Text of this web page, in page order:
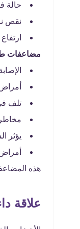
حالة
نقص
مضاعفات
تلف
يؤثر
هذه
علاقة